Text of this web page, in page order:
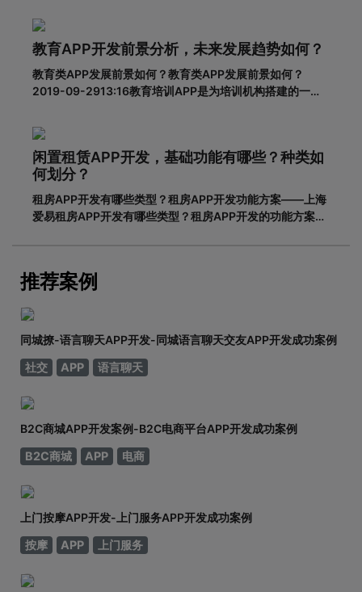
了。其实，APP开发的流程并不复杂，接下来就带大家一起
看一下一套完整的APP开发流程包含哪些步骤。一、基本功
能需求阶段0
教育APP开发前景分析，未来发展趋势如何？
教育类APP发展前景如何？教育类APP发展前景如何？
2019-09-2913:16教育培训APP是为培训机构搭建的一个
的来了吗？据调查，截至2018年6月，我国网民规模达8.02
亿，普及率57.7%。其中，手机网民规模已达7.8
闲置租赁APP开发，基础功能有哪些？种类如
何划分？
租房APP开发有哪些类型？租房APP开发功能方案——上海
爱易租房APP开发有哪些类型？租房APP开发的功能方案
推荐案例
同城撩-语言聊天APP开发-同城语言聊天交友APP开发成功案例
社交
APP 语言聊天
B2C商城APP开发案例-B2C电商平台APP开发成功案例
B2C商城
APP 电商
上门按摩APP开发-上门服务APP开发成功案例
按摩
APP 上门服务